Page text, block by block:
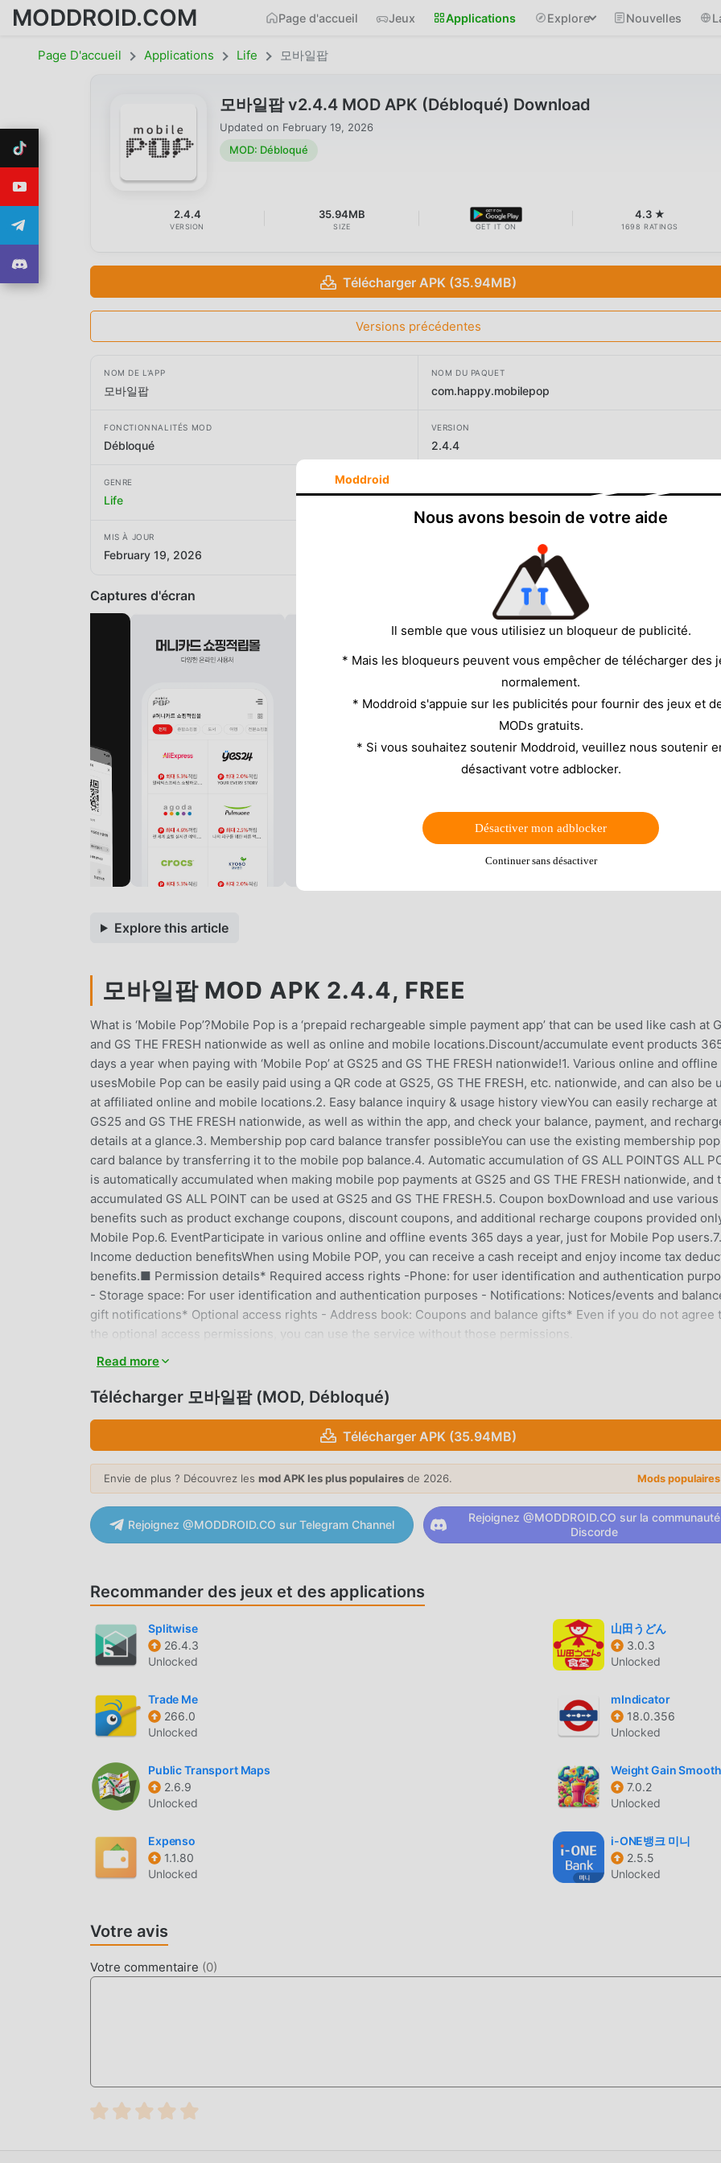
MODDROID.COM Page d'accueil Jeux Applications Explore Nouvelles
Page D'accueil Applications Life 모바일팝
모바일팝 v2.4.4 MOD APK (Débloqué) Download
Updated on February 19, 2026
MOD: Débloqué
2.4.4
VERSION
35.94MB
SIZE GET IT ON
4.3 ★
1698 RATINGS
Télécharger APK (35.94MB)
Versions précédentes
NOM DE L'APP
모바일팝
NOM DU PAQUET
com.happy.mobilepop
FONCTIONNALITÉS MOD
Débloqué
VERSION
2.4.4
GENRE
Life 한국선불카드(주)
MIS À JOUR
February 19, 2026
Captures d'écran
Explore this article
모바일팝 MOD APK 2.4.4, FREE
What is ‘Mobile Pop’?Mobile Pop is a ‘prepaid rechargeable simple payment app’ that can be used like cash at
and GS THE FRESH nationwide as well as online and mobile locations.Discount/accumulate event products
days a year when paying with ‘Mobile Pop’ at GS25 and GS THE FRESH nationwide!1. Various online and offline
usesMobile Pop can be easily paid using a QR code at GS25, GS THE FRESH, etc. nationwide, and can also be
at affiliated online and mobile locations.2. Easy balance inquiry & usage history viewYou can easily recharge at
GS25 and GS THE FRESH nationwide, as well as within the app, and check your balance, payment, and
details at a glance.3. Membership pop card balance transfer possibleYou can use the existing membership pop
card balance by transferring it to the mobile pop balance.4. Automatic accumulation of GS ALL POINTGS ALL
is automatically accumulated when making mobile pop payments at GS25 and GS THE FRESH nationwide, and
accumulated GS ALL POINT can be used at GS25 and GS THE FRESH.5. Coupon boxDownload and use various
benefits such as product exchange coupons, discount coupons, and additional recharge coupons provided
Mobile Pop.6. EventParticipate in various online and offline events 365 days a year, just for Mobile Pop users.7.
Income deduction benefitsWhen using Mobile POP, you can receive a cash receipt and enjoy income tax
benefits.■ Permission details* Required access rights -Phone: for user identification and authentication
- Storage space: For user identification and authentication purposes - Notifications: Notices/events and
gift notifications* Optional access rights - Address book: Coupons and balance gifts* Even if you do not agree
the optional access permissions, you can use the service without those permissions.
모바일팝 INTRODUCTION
모바일팝 En tant qu'application life très populaire récemment, elle a attiré un grand nombre d'utilisateurs qui
life partout dans le monde. Si vous souhaitez télécharger cette application, moddroid est votre meilleur choix.
moddroid vous fournit non seulement la dernière version de 모바일팝 2.4.4 gratuitement, mais fournit
moddroid promet que tous les mods 모바일팝 ne factureront aucun frais aux utilisateurs et qu'ils sont 100%
disponibles et gratuits à installer. Téléchargez simplement le client moddroid, vous pouvez télécharger et
모바일팝 2.4.4 en un seul clic. Qu'attendez-vous, téléchargez moddroid maintenant !
모바일팝 En tant qu'application life populaire, ses fonctions puissantes ont attiré un grand nombre d'utilisateurs.
Par rapport aux applications life traditionnelles, 모바일팝 offre une expérience plus riche et des fonctions plus
puissantes. Il vous suffit de télécharger et d'installer 모바일팝 2.4.4, vous pouvez facilement découvrir toutes
fonctions, et c'est entièrement gratuit ! De plus, moddroid prend également en charge l'application life
aux fans d'échanger des expériences entre eux, de partager le bonheur qu'ils rencontrent dans l'application,
MOD UNIQUE
mod, vous offrant les fonctions Free gratuitement, vous pouvez découvrir le plus haut niveau de 모바일팝 2.4.4
avec la fonctionnalité la plus complète. De plus, tous les mods ont été authentifiés manuellement par moddroid,
c'est 100% gratuit et disponible. Maintenant, il vous suffit de télécharger moddroid sur le client, vous pouvez
télécharger et installer la version du mod Free 모바일팝 2.4.4 en un seul clic, puis profiter de la commodité
apportée par 모바일팝 !
directement télécharger la version gratuite du mod 모바일팝 2.4.4 dans le package d'installation moddroid en un
téléchargez-le maintenant!
Read more
Télécharger 모바일팝 (MOD, Débloqué)
Télécharger APK (35.94MB)
Envie de plus ? Découvrez les mod APK les plus populaires de 2026. Mods
Rejoignez @MODDROID.CO sur Telegram Channel
Rejoignez @MODDROID.CO sur la communauté
Discorde
Recommander des jeux et des applications
Splitwise
26.4.3
Unlocked
山田うどん
3.0.3
Unlocked
Trade Me
266.0
Unlocked
mIndicator
18.0.356
Unlocked
Public Transport Maps
2.6.9
Unlocked
Weight Gain
7.0.2
Unlocked
Expenso
1.1.80
Unlocked
i-ONE뱅크 미니
2.5.5
Unlocked
Votre avis
Votre commentaire (0)
Moddroid
Nous avons besoin de votre aide
Il semble que vous utilisiez un bloqueur de publicité.
* Mais les bloqueurs peuvent vous empêcher de télécharger des
normalement.
* Moddroid s'appuie sur les publicités pour fournir des jeux et
MODs gratuits.
* Si vous souhaitez soutenir Moddroid, veuillez nous soutenir
désactivant votre adblocker.
Désactiver mon adblocker
Continuer sans désactiver